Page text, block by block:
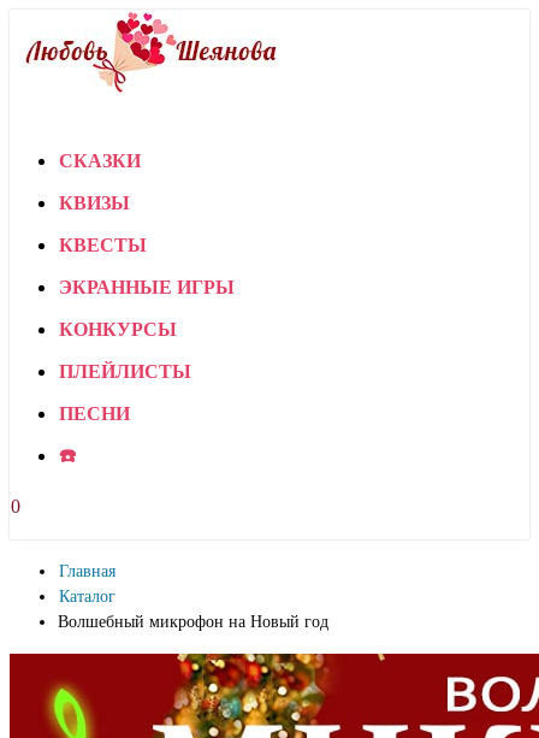
СКАЗКИ
КВИЗЫ
КВЕСТЫ
ЭКРАННЫЕ ИГРЫ
КОНКУРСЫ
ПЛЕЙЛИСТЫ
ПЕСНИ
☎️
0
Главная
Каталог
Волшебный микрофон на Новый год